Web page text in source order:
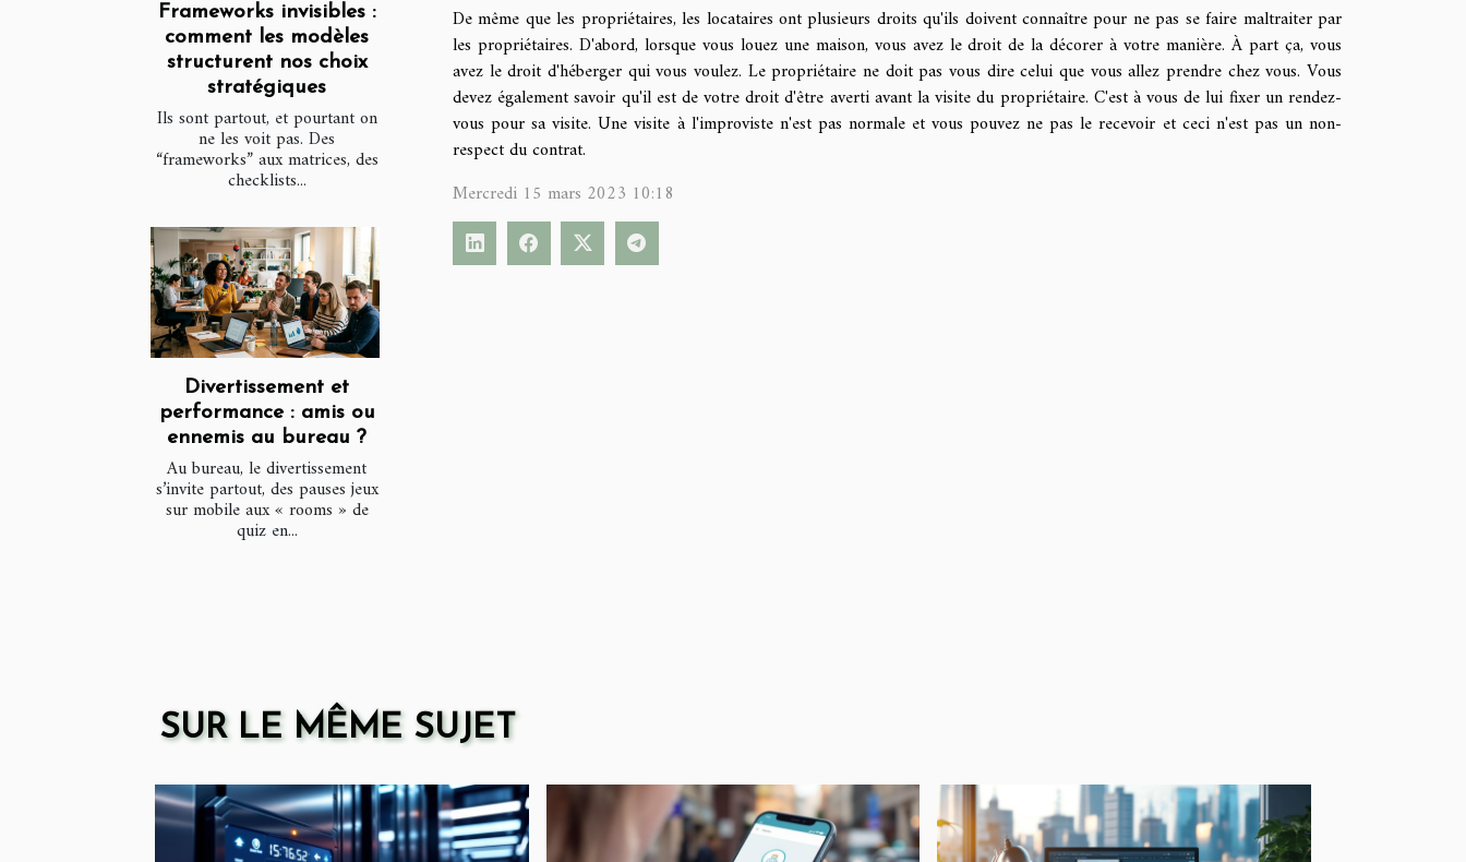
Frameworks invisibles :
comment les modèles
structurent nos choix
stratégiques
Ils sont partout, et pourtant on
ne les voit pas. Des
“frameworks” aux matrices, des
checklists...
Divertissement et
performance : amis ou
ennemis au bureau ?
Au bureau, le divertissement
s’invite partout, des pauses jeux
sur mobile aux « rooms » de
quiz en...
De même que les propriétaires, les locataires ont plusieurs droits qu'ils doivent connaître pour ne pas se faire maltraiter par
les propriétaires. D'abord, lorsque vous louez une maison, vous avez le droit de la décorer à votre manière. À part ça, vous
avez le droit d'héberger qui vous voulez. Le propriétaire ne doit pas vous dire celui que vous allez prendre chez vous. Vous
devez également savoir qu'il est de votre droit d'être averti avant la visite du propriétaire. C'est à vous de lui fixer un rendez-
vous pour sa visite. Une visite à l'improviste n'est pas normale et vous pouvez ne pas le recevoir et ceci n'est pas un non-
respect du contrat.
Mercredi 15 mars 2023 10:18
SUR LE MÊME SUJET